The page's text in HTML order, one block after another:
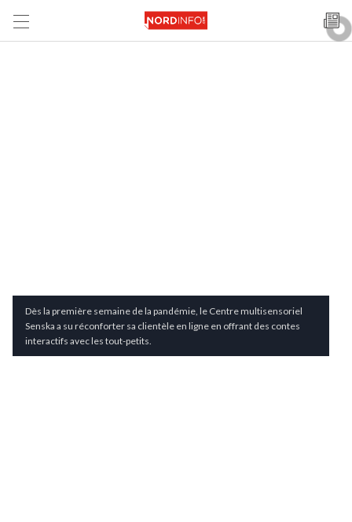
Dès la première semaine de la pandémie, le Centre multisensoriel
Senska a su réconforter sa clientèle en ligne en offrant des contes
interactifs avec les tout-petits.